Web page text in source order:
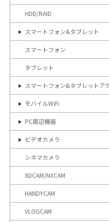
HDD/RAID
スマートフォン&タブレット
スマートフォン
タブレット
スマートフォン&タブレットア
モバイルWiFi
PC周辺機器
ビデオカメラ
シネマカメラ
XDCAM/NXCAM
HANDYCAM
VLOGCAM